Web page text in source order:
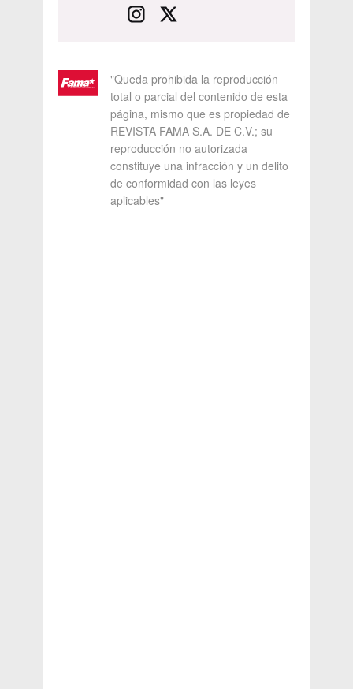
"Queda prohibida la reproducción
total o parcial del contenido de esta
página, mismo que es propiedad de
REVISTA FAMA S.A. DE C.V.; su
reproducción no autorizada
constituye una infracción y un delito
de conformidad con las leyes
aplicables"